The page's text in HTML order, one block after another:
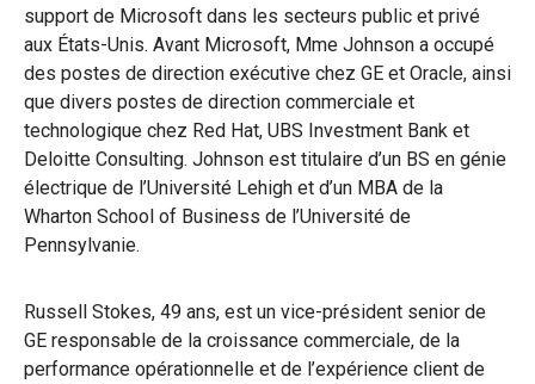
support de Microsoft dans les secteurs public et privé
aux États-Unis. Avant Microsoft, Mme Johnson a occupé
des postes de direction exécutive chez GE et Oracle, ainsi
que divers postes de direction commerciale et
technologique chez Red Hat, UBS Investment Bank et
Deloitte Consulting. Johnson est titulaire d’un BS en génie
électrique de l’Université Lehigh et d’un MBA de la
Wharton School of Business de l’Université de
Pennsylvanie.
Russell Stokes, 49 ans, est un vice-président senior de
GE responsable de la croissance commerciale, de la
performance opérationnelle et de l’expérience client de